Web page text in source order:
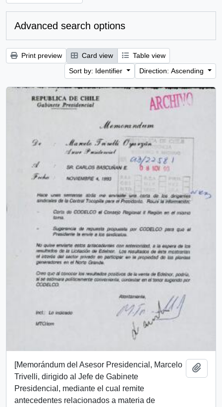
Advanced search options
Print preview Card view
Table view
Sort by: Identifier
Direction: Ascending
[Memorándum del Asesor Presidencial, Marcelo
Trivelli, dirigido al Jefe de Gabinete
Presidencial, mediante el cual remite
antecedentes relacionados a materia de